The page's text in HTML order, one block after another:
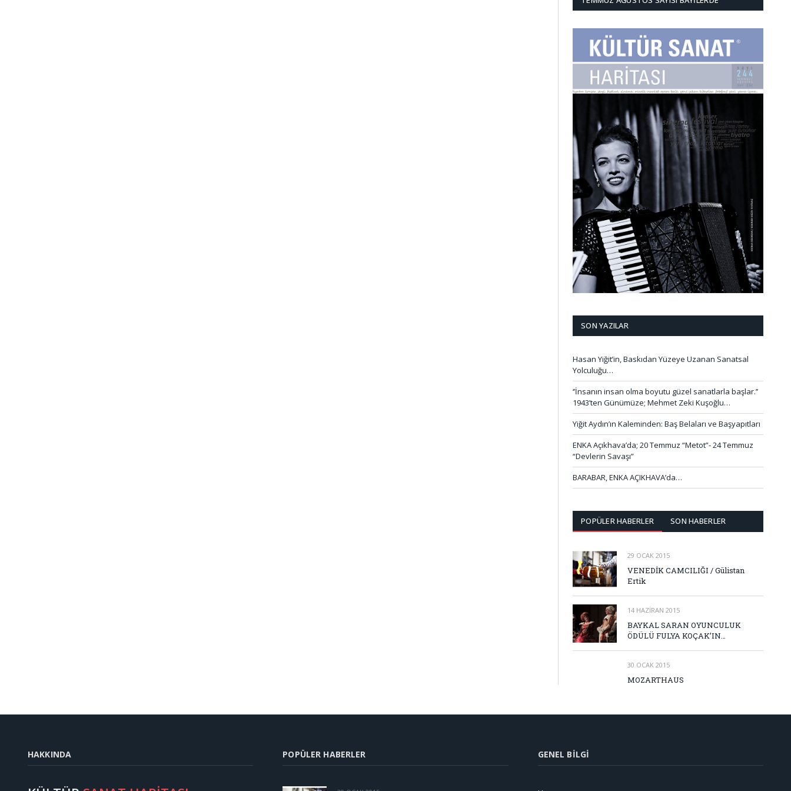
SON YAZILAR
Hasan Yiğit’in, Baskıdan Yüzeye Uzanan Sanatsal
Yolculuğu…
‘’İnsanın insan olma boyutu güzel sanatlarla başlar.’’
1943’ten Günümüze; Mehmet Zeki Kuşoğlu…
Yiğit Aydın’ın Kaleminden: Baş Belaları ve Başyapıtları
ENKA Açıkhava’da; 20 Temmuz “Metot”- 24 Temmuz
“Devlerin Savaşı”
BARABAR, ENKA AÇIKHAVA’da…
POPÜLER HABERLER SON HABERLER
29 OCAK 2015
VENEDİK CAMCILIĞI / Gülistan
Ertik
14 HAZIRAN 2015
BAYKAL SARAN OYUNCULUK
ÖDÜLÜ FULYA KOÇAK’IN…
30 OCAK 2015
MOZARTHAUS
HAKKINDA POPÜLER HABERLER GENEL BILGI